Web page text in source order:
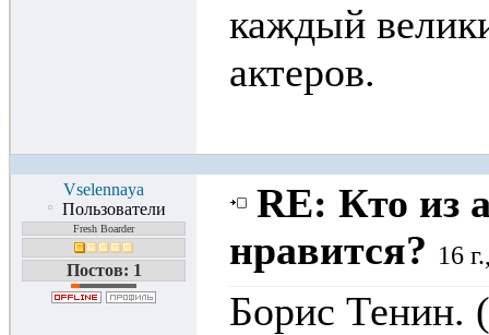
каждый
актеров.
Vselennaya
Пользователи
Fresh Boarder
Постов: 1
RE: Кто из
нравится? 16
Борис Тенин.